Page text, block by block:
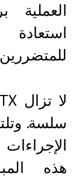
العملية
للمتضررين
سلسة.
هذه